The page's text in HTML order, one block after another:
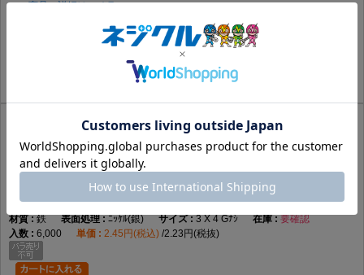
この商品の詳細はコチラ
三価ﾌﾞﾗｯｸ(黒) 3 X 4 Gﾅｼ
2.76円(税込) 2.51円(税抜)
サンコータイト＋Ｐタイプ トラス
この商品の詳細はコチラ
鉄
ﾆｯｹﾙ(銀) 3 X 4 Gﾅｼ
要確認
6,000
2.45円(税込) 2.23円(税抜)